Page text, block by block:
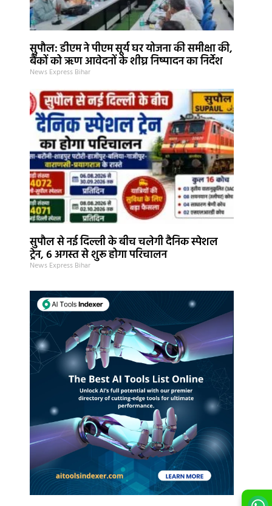
सुपौल: डीएम ने पीएम सूर्य घर योजना की समीक्षा की,
बैंकों को ऋण आवेदनों के शीघ्र निष्पादन का निर्देश
News Express Bihar
सुपौल से नई दिल्ली के बीच चलेगी दैनिक स्पेशल
ट्रेन, 6 अगस्त से शुरू होगा परिचालन
News Express Bihar